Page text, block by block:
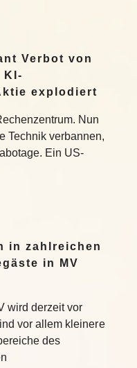
Verbot von
KI-
explodiert
Nun
Technik verbannen,
Ein US-
in zahlreichen
in MV
wird derzeit vor
vor allem kleinere
des